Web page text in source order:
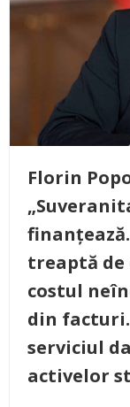
Florin
treaptă de
costul
din facturi.
serviciul
activelor